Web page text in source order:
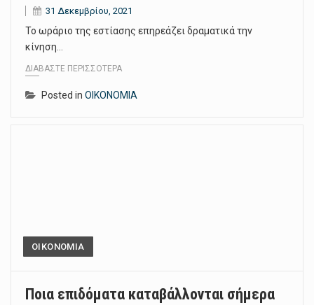
31 Δεκεμβρίου, 2021
Το ωράριο της εστίασης επηρεάζει δραματικά την
κίνηση…
ΔΙΑΒΆΣΤΕ ΠΕΡΙΣΣΌΤΕΡΑ
Posted in ΟΙΚΟΝΟΜΙΑ
ΟΙΚΟΝΟΜΙΑ
Ποια επιδόματα καταβάλλονται σήμερα